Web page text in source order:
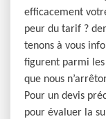
efficacement
peur du tarif ?
tenons à vous
figurent parmi les
que nous
Pour un devis
pour évaluer la